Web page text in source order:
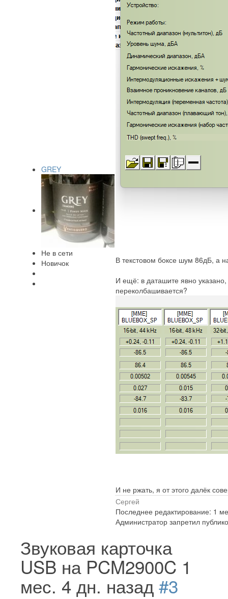
GREY
Не в сети
Новичок
В текстовом боксе шум 86дБ, а
И ещё: в даташите явно
переколбашивается?
И не ржать, я от этого далёк
Сергей
Последнее редактирование: 1
Администратор запретил
Звуковая карточка
USB на PCM2900C 1
мес. 4 дн. назад #3